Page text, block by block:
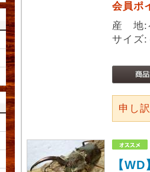
会員ポ
産 地:
サイズ
申し
【